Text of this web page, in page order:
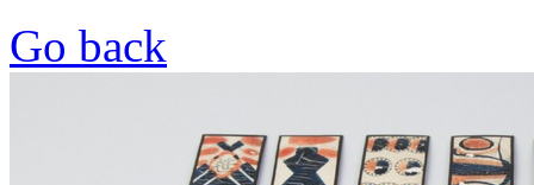
Go back